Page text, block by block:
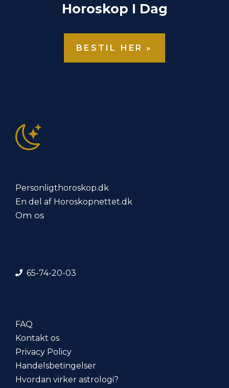
Horoskop I Dag
BESTIL HER »
Personligthoroskop.dk
En del af Horoskopnettet.dk
Om os
65-74-20-03
FAQ
Kontakt os
Privacy Policy
Handelsbetingelser
Hvordan virker astrologi?